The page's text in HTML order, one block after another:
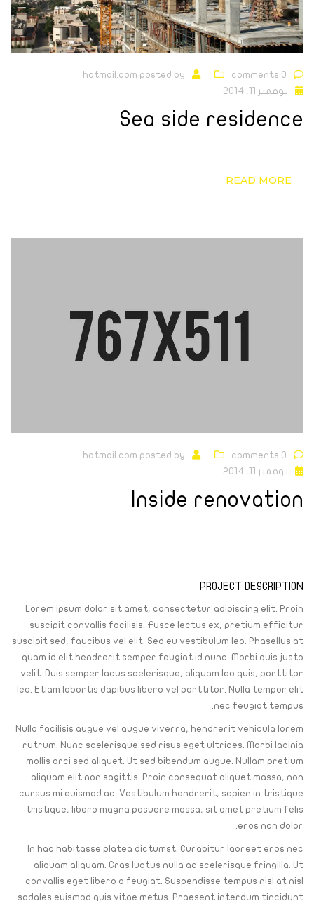
0 comments
posted by
hotmail.com
نوفمبر 11, 2014
Sea side residence
READ MORE
0 comments
posted by
hotmail.com
نوفمبر 11, 2014
Inside renovation
PROJECT DESCRIPTION
Lorem ipsum dolor sit amet, consectetur adipiscing elit. Proin
suscipit convallis facilisis. Fusce lectus ex, pretium efficitur
suscipit sed, faucibus vel elit. Sed eu vestibulum leo. Phasellus at
quam id elit hendrerit semper feugiat id nunc. Morbi quis justo
velit. Duis semper lacus scelerisque, aliquam leo quis, porttitor
leo. Etiam lobortis dapibus libero vel porttitor. Nulla tempor elit
nec feugiat tempus.
Nulla facilisis augue vel augue viverra, hendrerit vehicula lorem
rutrum. Nunc scelerisque sed risus eget ultrices. Morbi lacinia
mollis orci sed aliquet. Ut sed bibendum augue. Nullam pretium
aliquam elit non sagittis. Proin consequat aliquet massa, non
cursus mi euismod ac. Vestibulum hendrerit, sapien in tristique
tristique, libero magna posuere massa, sit amet pretium felis
eros non dolor.
In hac habitasse platea dictumst. Curabitur laoreet eros nec
aliquam aliquam. Cras luctus nulla ac scelerisque fringilla. Ut
convallis eget libero a feugiat. Suspendisse tempus nisl at nisl
sodales euismod quis vitae metus. Praesent interdum tincidunt